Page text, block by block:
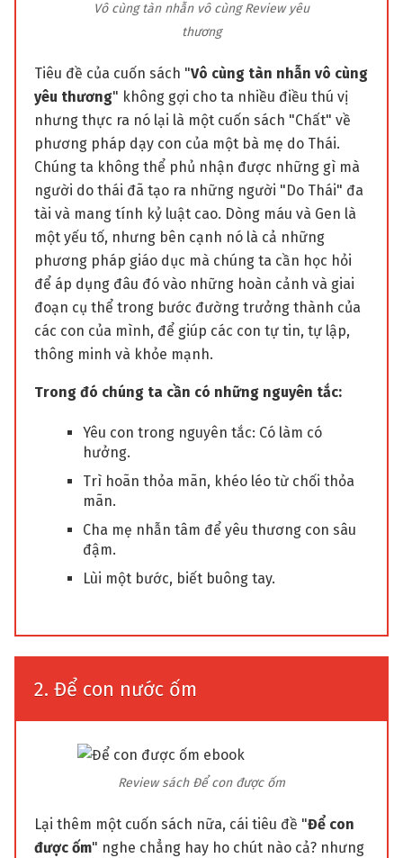
Vô cùng tàn nhẫn vô cùng Review yêu
thương
Tiêu đề của cuốn sách "Vô cùng tàn nhẫn vô cùng
yêu thương" không gợi cho ta nhiều điều thú vị
nhưng thực ra nó lại là một cuốn sách "Chất" về
phương pháp dạy con của một bà mẹ do Thái.
Chúng ta không thể phủ nhận được những gì mà
người do thái đã tạo ra những người "Do Thái" đa
tài và mang tính kỷ luật cao. Dòng máu và Gen là
một yếu tố, nhưng bên cạnh nó là cả những
phương pháp giáo dục mà chúng ta cần học hỏi
để áp dụng đâu đó vào những hoàn cảnh và giai
đoạn cụ thể trong bước đường trưởng thành của
các con của mình, để giúp các con tự tin, tự lập,
thông minh và khỏe mạnh.
Trong đó chúng ta cần có những nguyên tắc:
Yêu con trong nguyên tắc: Có làm có
hưởng.
Trì hoãn thỏa mãn, khéo léo từ chối thỏa
mãn.
Cha mẹ nhẫn tâm để yêu thương con sâu
đậm.
Lùi một bước, biết buông tay.
2. Để con nước ốm
Review sách Để con được ốm
Lại thêm một cuốn sách nữa, cái tiêu đề "Để con
được ốm" nghe chẳng hay ho chút nào cả? nhưng